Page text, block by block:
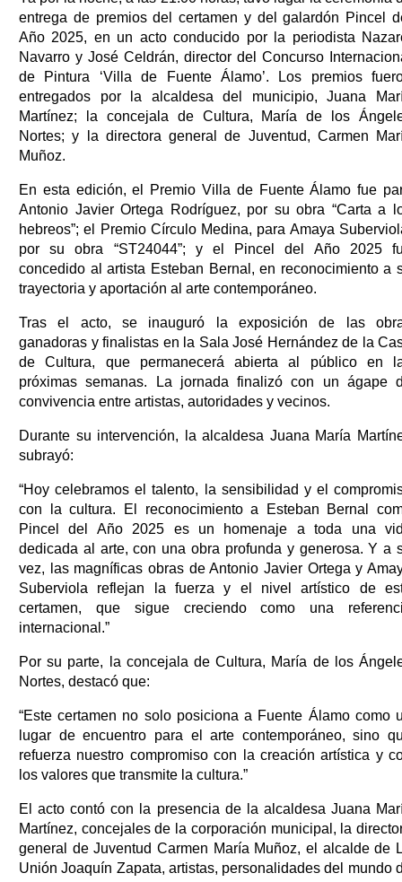
entrega de premios del certamen y del galardón Pincel
Año 2025, en un acto conducido por la periodista
Navarro y José Celdrán, director del Concurso
de Pintura ‘Villa de Fuente Álamo’. Los premios
entregados por la alcaldesa del municipio, Juana
Martínez; la concejala de Cultura, María de los
Nortes; y la directora general de Juventud, Carmen
Muñoz.
En esta edición, el Premio Villa de Fuente Álamo fue
Antonio Javier Ortega Rodríguez, por su obra “Carta a
hebreos”; el Premio Círculo Medina, para Amaya
por su obra “ST24044”; y el Pincel del Año 2025
concedido al artista Esteban Bernal, en reconocimiento a
trayectoria y aportación al arte contemporáneo.
Tras el acto, se inauguró la exposición de las
ganadoras y finalistas en la Sala José Hernández de la
de Cultura, que permanecerá abierta al público en
próximas semanas. La jornada finalizó con un ágape
convivencia entre artistas, autoridades y vecinos.
Durante su intervención, la alcaldesa Juana María
subrayó:
“Hoy celebramos el talento, la sensibilidad y el
con la cultura. El reconocimiento a Esteban Bernal
Pincel del Año 2025 es un homenaje a toda una
dedicada al arte, con una obra profunda y generosa. Y a
vez, las magníficas obras de Antonio Javier Ortega y
Suberviola reflejan la fuerza y el nivel artístico de
certamen, que sigue creciendo como una
internacional.”
Por su parte, la concejala de Cultura, María de los
Nortes, destacó que:
“Este certamen no solo posiciona a Fuente Álamo como
lugar de encuentro para el arte contemporáneo, sino
refuerza nuestro compromiso con la creación artística y
los valores que transmite la cultura.”
El acto contó con la presencia de la alcaldesa Juana
Martínez, concejales de la corporación municipal, la
general de Juventud Carmen María Muñoz, el alcalde de
Unión Joaquín Zapata, artistas, personalidades del mundo